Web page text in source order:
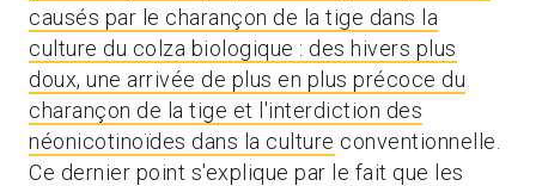
causés par le charançon de la tige dans la
culture du colza biologique : des hivers plus
doux, une arrivée de plus en plus précoce du
charançon de la tige et l'interdiction des
néonicotinoïdes dans la culture conventionnelle.
Ce dernier point s'explique par le fait que les